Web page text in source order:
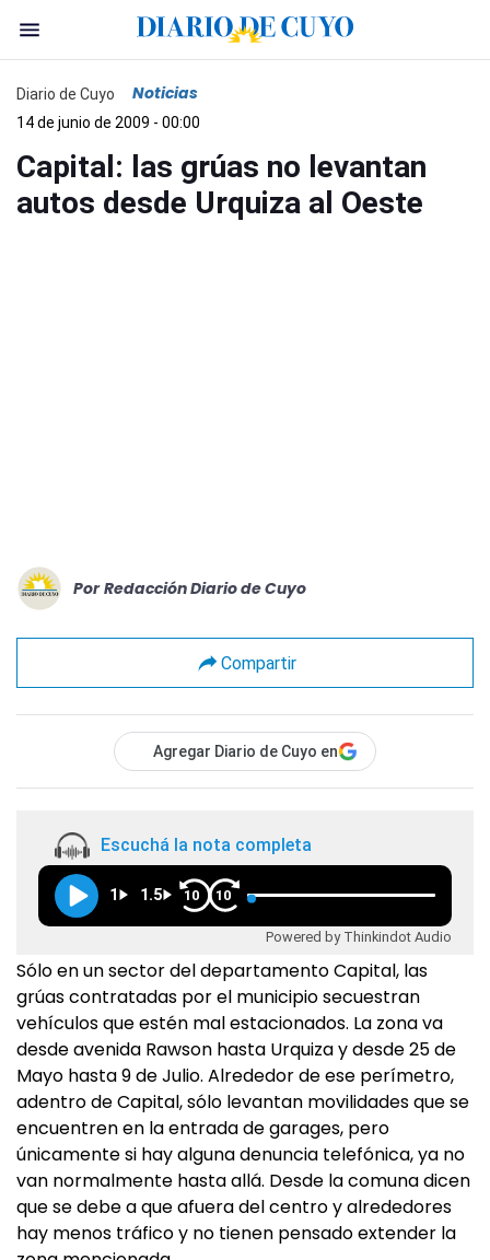
Diario de Cuyo Noticias
14 de junio de 2009 - 00:00
Capital: las grúas no levantan
autos desde Urquiza al Oeste
Por Redacción Diario de Cuyo
Compartir
Agregar Diario de Cuyo en
Escuchá la nota completa
1 1.5 10 10
Powered by Thinkindot Audio
Sólo en un sector del departamento Capital, las
grúas contratadas por el municipio secuestran
vehículos que estén mal estacionados. La zona va
desde avenida Rawson hasta Urquiza y desde 25 de
Mayo hasta 9 de Julio. Alrededor de ese perímetro,
adentro de Capital, sólo levantan movilidades que se
encuentren en la entrada de garages, pero
únicamente si hay alguna denuncia telefónica, ya no
van normalmente hasta allá. Desde la comuna dicen
que se debe a que afuera del centro y alrededores
hay menos tráfico y no tienen pensado extender la